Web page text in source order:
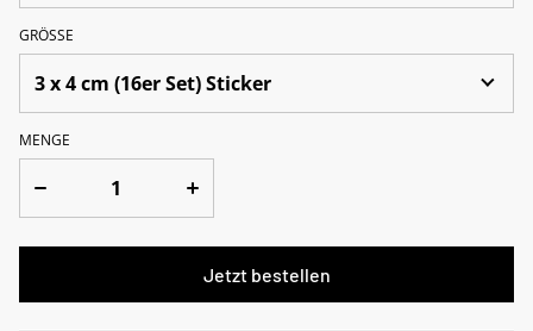
GRÖSSE
MENGE
Jetzt bestellen